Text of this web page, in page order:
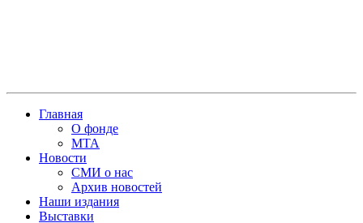
Главная
О фонде
МТА
Новости
СМИ о нас
Архив новостей
Наши издания
Выставки